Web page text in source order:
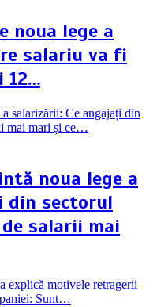
noua lege a
salariu va fi
12…
noua lege a
din sectorul
salarii mai